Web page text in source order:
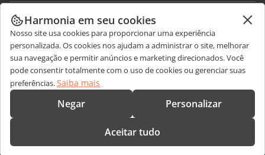
Docs
DocSpace
Workspace
Conectores
Aplicativos para desktop
Aplicativos móveis
COLABORAR
Para colaboradores
Para tradutores
Para influenciadores
Vagas
RECEBA NOTÍCIAS
Blog
OBTER AJUDA
Fórum
Cursos de treinamento
CONTATE-NOS
Perguntas sobre vendas
sales@onlyoffice.com
Harmonia em seu cookies
Nosso site usa cookies para proporcionar uma experiência
personalizada. Os cookies nos ajudam a administrar o site, melhorar
sua navegação e permitir anúncios e marketing direcionados. Você
pode consentir totalmente com o uso de cookies ou gerenciar suas
preferências.Saiba mais
Negar Personalizar
Aceitar tudo